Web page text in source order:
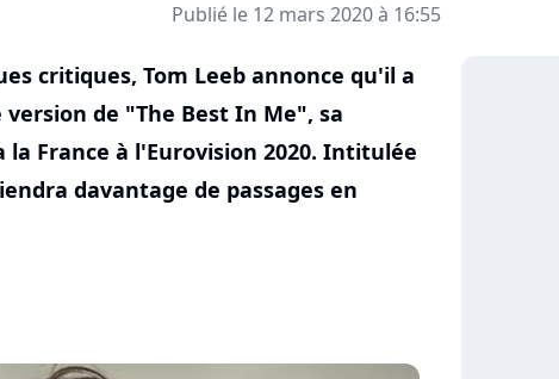
Publié le 12 mars 2020 à 16:55
critiques, Tom Leeb annonce qu'il a
de "The Best In Me", sa
France à l'Eurovision 2020. Intitulée
davantage de passages en